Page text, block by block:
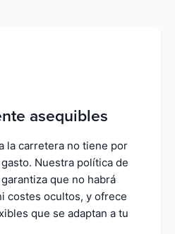
asequibles
la carretera no tiene por
Nuestra política de
que no habrá
costes ocultos, y ofrece
que se adaptan a tu